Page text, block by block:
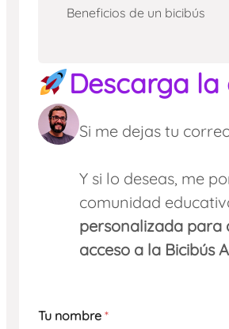
Beneficios de un bicibús
Descarga la
Si me dejas tu
Y si lo deseas, me
comunidad
personalizada para
acceso a la Bicibús
Tu nombre *